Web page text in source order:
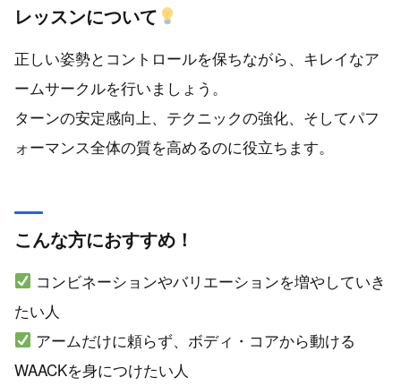
レッスンについて
正しい姿勢とコントロールを保ちながら、キレイなア
ームサークルを行いましょう。
ターンの安定感向上、テクニックの強化、そしてパフ
ォーマンス全体の質を高めるのに役立ちます。
こんな方におすすめ！
コンビネーションやバリエーションを増やしていき
たい人
アームだけに頼らず、ボディ・コアから動ける
WAACKを身につけたい人